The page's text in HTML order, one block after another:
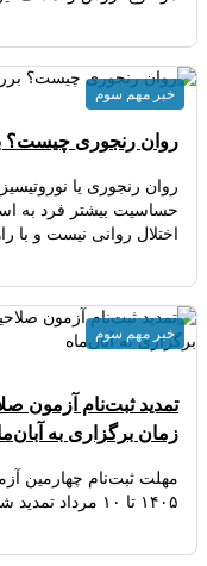
روان رنجوری چیست؟
روان رنجوری یا
حساسیت بیشتر فرد به
اختلال روانی نیست و با
خبر مهم سوم
زمان برگزاری به
مهلت ثبت‌نام چهارمین
۱۴۰۵ تا ۱۰ مرداد تمدید شد و زمان برگزاری به ۱۵ آبان تغییر یافت.
خبر مهم سوم